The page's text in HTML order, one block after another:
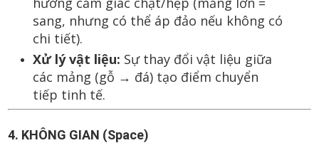
sang, nhưng có thể áp đảo nếu không có
chi tiết).
Xử lý vật liệu: Sự thay đổi vật liệu giữa
các mảng (gỗ → đá) tạo điểm chuyển
tiếp tinh tế.
4. KHÔNG GIAN (Space)